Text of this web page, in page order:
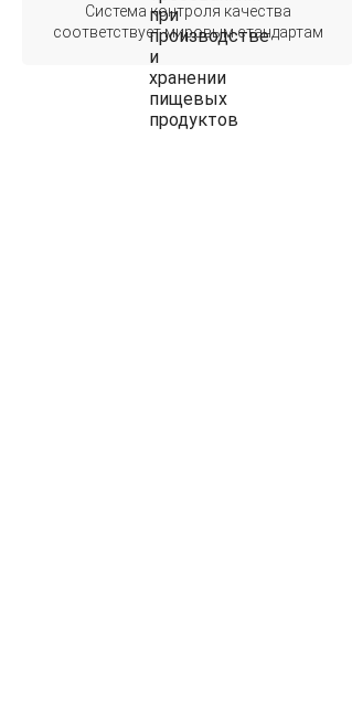
Система контроля качества
соответствует мировым стандартам